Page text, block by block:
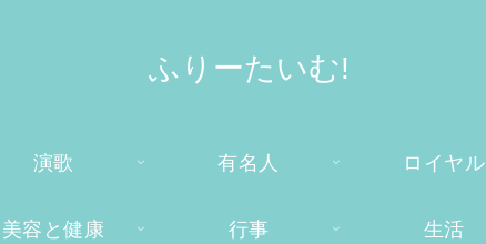
ふりーたいむ!
演歌 有名人 ロイヤル
美容と健康 行事 生活